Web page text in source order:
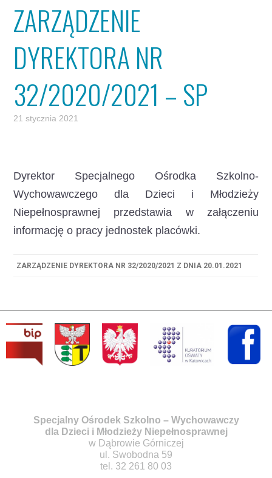
ZARZĄDZENIE
DYREKTORA NR
32/2020/2021 – SP
21 stycznia 2021
Dyrektor Specjalnego Ośrodka Szkolno-
Wychowawczego dla Dzieci i Młodzieży
Niepełnosprawnej przedstawia w załączeniu
informację o pracy jednostek placówki.
ZARZĄDZENIE DYREKTORA NR 32/2020/2021 Z DNIA 20.01.2021
Specjalny Ośrodek Szkolno – Wychowawczy
dla Dzieci i Młodzieży Niepełnosprawnej
w Dąbrowie Górniczej
ul. Swobodna 59
tel. 32 261 80 03